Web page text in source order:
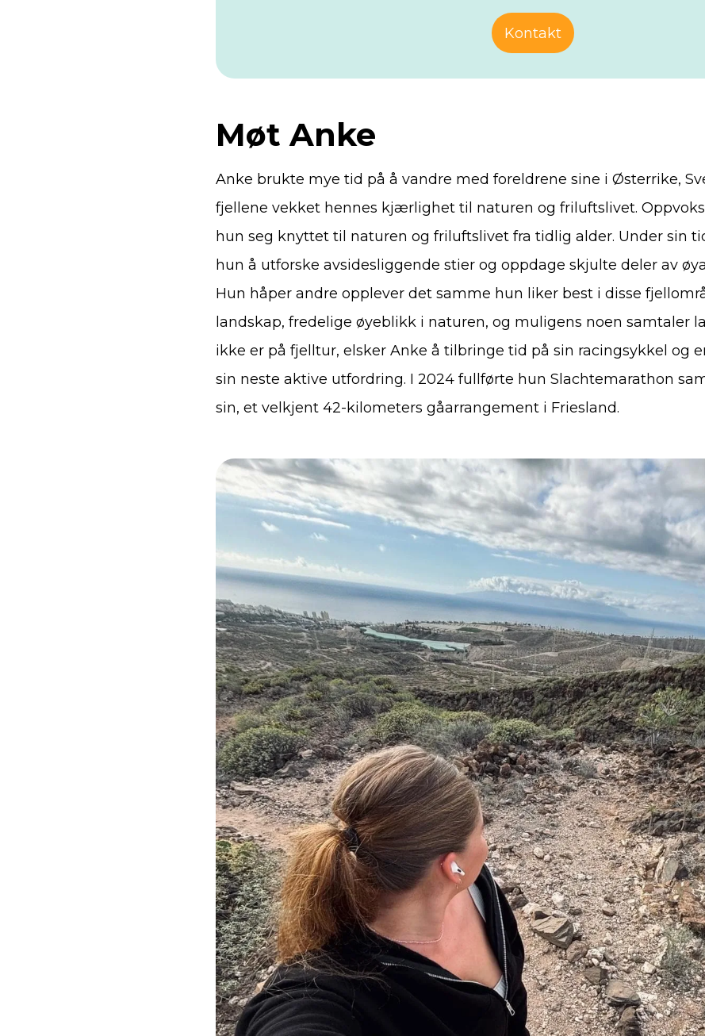
Kontakt
Møt Anke
Anke brukte mye tid på å vandre med foreldrene sine i Østerrike,
fjellene vekket hennes kjærlighet til naturen og friluftslivet.
hun seg knyttet til naturen og friluftslivet fra tidlig alder. Under sin
hun å utforske avsidesliggende stier og oppdage skjulte deler av
Hun håper andre opplever det samme hun liker best i disse
landskap, fredelige øyeblikk i naturen, og muligens noen samtaler
ikke er på fjelltur, elsker Anke å tilbringe tid på sin racingsykkel og
sin neste aktive utfordring. I 2024 fullførte hun Slachtemarathon
sin, et velkjent 42-kilometers gåarrangement i Friesland.